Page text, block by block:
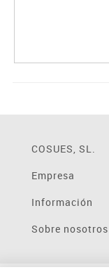
COSUES, SL.
Empresa
Información
Sobre nosotros